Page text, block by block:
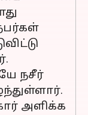
நசீர்
அளிக்க